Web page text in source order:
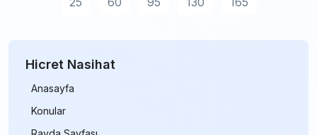
Hicret Nasihat
Anasayfa
Konular